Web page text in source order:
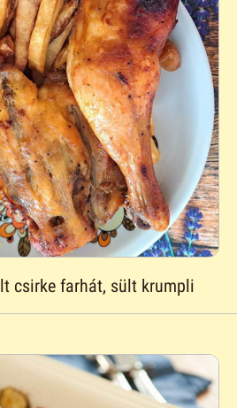
csirke farhát, sült krumpli